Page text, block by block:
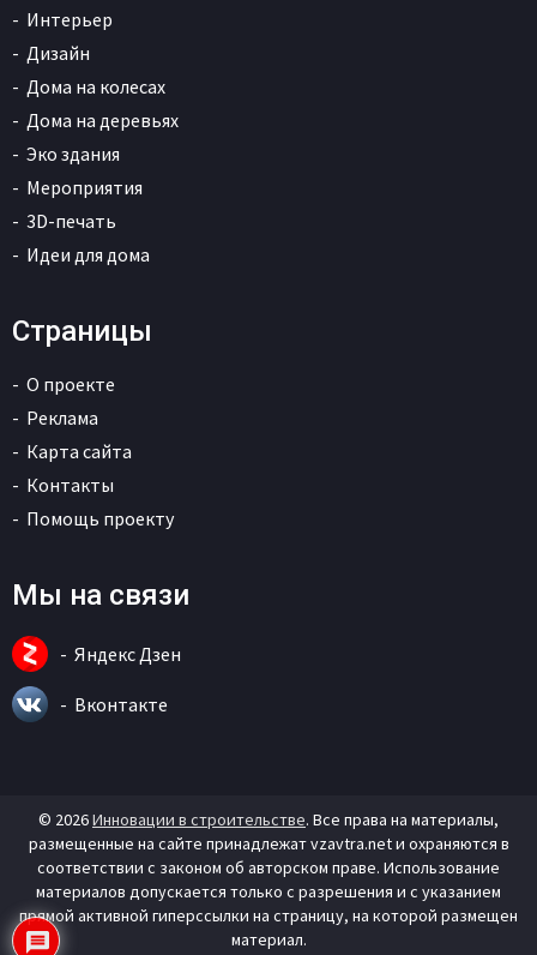
Интерьер
Дизайн
Дома на колесах
Дома на деревьях
Эко здания
Мероприятия
3D-печать
Идеи для дома
Страницы
О проекте
Реклама
Карта сайта
Контакты
Помощь проекту
Мы на связи
Яндекс Дзен
Вконтакте
© 2026Инновации в строительстве. Все права на материалы,
размещенные на сайте принадлежат vzavtra.net и охраняются в
соответствии с законом об авторском праве. Использование
материалов допускается только с разрешения и с указанием
прямой активной гиперссылки на страницу, на которой размещен
материал.